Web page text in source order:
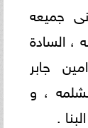
جميعه
، السادة
جابر
، و
.